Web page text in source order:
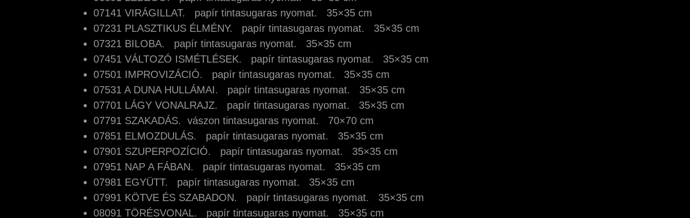
07141 VIRÁGILLAT. papír tintasugaras nyomat. 35×35 cm
07231 PLASZTIKUS ÉLMÉNY. papír tintasugaras nyomat. 35×35 cm
07321 BILOBA. papír tintasugaras nyomat. 35×35 cm
07451 VÁLTOZÓ ISMÉTLÉSEK. papír tintasugaras nyomat. 35×35 cm
07501 IMPROVIZÁCIÓ. papír tintasugaras nyomat. 35×35 cm
07531 A DUNA HULLÁMAI. papír tintasugaras nyomat. 35×35 cm
07701 LÁGY VONALRAJZ. papír tintasugaras nyomat. 35×35 cm
07791 SZAKADÁS. vászon tintasugaras nyomat. 70×70 cm
07851 ELMOZDULÁS. papír tintasugaras nyomat. 35×35 cm
07901 SZUPERPOZÍCIÓ. papír tintasugaras nyomat. 35×35 cm
07951 NAP A FÁBAN. papír tintasugaras nyomat. 35×35 cm
07981 EGYÜTT. papír tintasugaras nyomat. 35×35 cm
07991 KÖTVE ÉS SZABADON. papír tintasugaras nyomat. 35×35 cm
08091 TÖRÉSVONAL. papír tintasugaras nyomat. 35×35 cm